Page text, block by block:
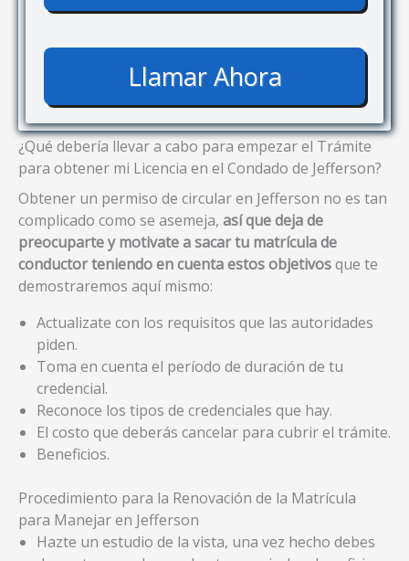
Llamar Ahora
¿Qué debería llevar a cabo para empezar el Trámite
para obtener mi Licencia en el Condado de Jefferson?
Obtener un permiso de circular en Jefferson no es tan
complicado como se asemeja, así que deja de
preocuparte y motivate a sacar tu matrícula de
conductor teniendo en cuenta estos objetivosque te
demostraremos aquí mismo:
Actualizate con los requisitos que las autoridades
piden.
Toma en cuenta el período de duración de tu
credencial.
Reconoce los tipos de credenciales que hay.
El costo que deberás cancelar para cubrir el trámite.
Beneficios.
Procedimiento para la Renovación de la Matrícula
para Manejar en Jefferson
Hazte un estudio de la vista, una vez hecho debes